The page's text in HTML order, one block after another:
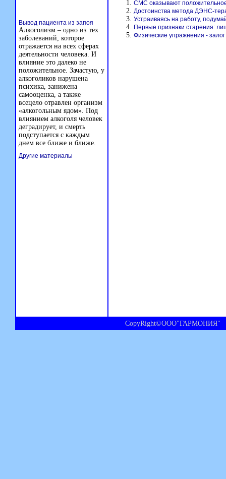
СМС оказывают
Достоинства метода ДЭНС-
Устраиваясь на работу,
Первые признаки старения:
Физические упражнения -
Вывод пациента из запоя
Алкоголизм – одно из тех
заболеваний, которое
отражается на всех сферах
деятельности человека. И
влияние это далеко не
положительное. Зачастую, у
алкоголиков нарушена
психика, занижена
самооценка, а также
всецело отравлен организм
«алкогольным ядом». Под
влиянием алкоголя человек
деградирует, и смерть
подступается с каждым
днем все ближе и ближе.
Другие материалы